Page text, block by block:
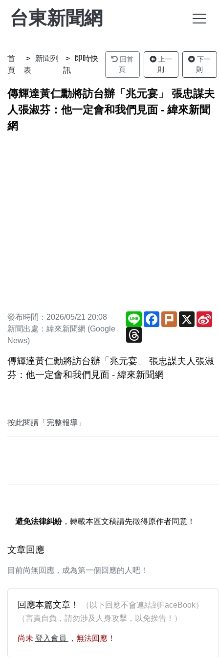
台東新聞網
首
頁
新聞列
表
即時快
訊
回首
頁
上一
則
下一
則
傳輝達黃仁勳將訪台辦「兆元宴」 張忠謀夫
人張淑芬：他一定會和我們見面 - 緯來新聞
網
發布時間：2026/05/21 20:08
新聞出處：緯來新聞網 (Google
News)
Line Facebook
PlurkX
Threads
傳輝達黃仁勳將訪台辦「兆元宴」 張忠謀夫人張淑
芬：他一定會和我們見面 - 緯來新聞網
按此閱讀「完整報導」
避免法律糾紛，轉載本區文稿請先徵得原作者同意！
文章回應
目前尚無回應，成為第一個回應的人吧！
回應本篇文章！
（以下回應不會連結到FaceBook）
（言責自負，請勿涉及人身攻擊，以免挨告！）
尚未 登入會員 ，無法回應！